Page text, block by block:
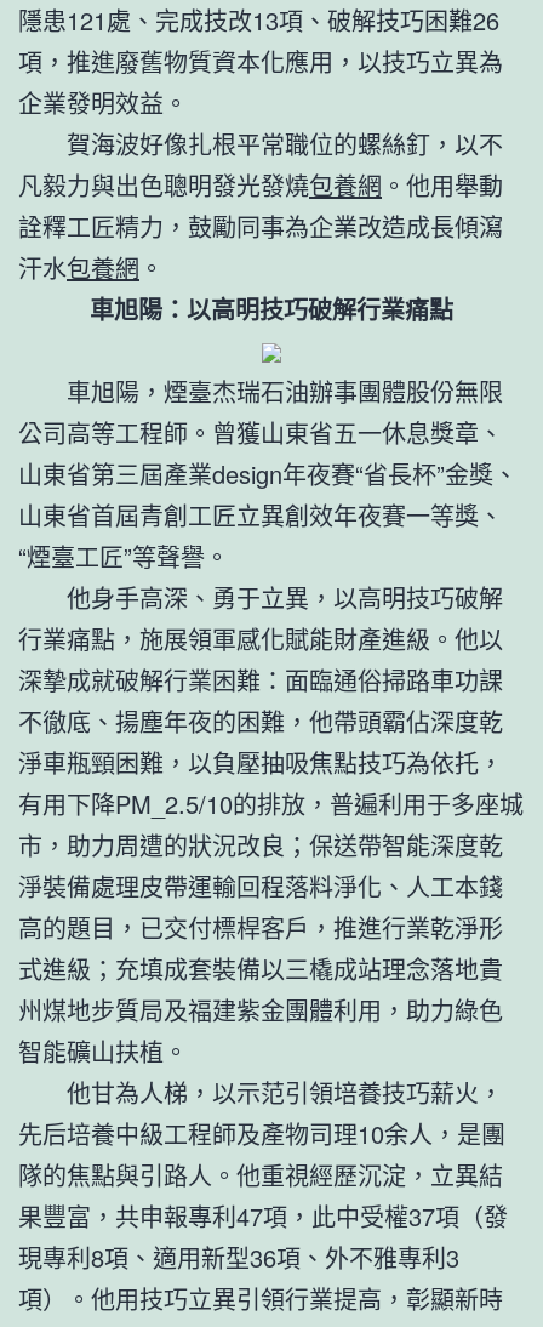
隱患121處、完成技改13項、破解技巧困難26
項，推進廢舊物質資本化應用，以技巧立異為
企業發明效益。
賀海波好像扎根平常職位的螺絲釘，以不
凡毅力與出色聰明發光發燒包養網 。他用舉動
詮釋工匠精力，鼓勵同事為企業改造成長傾瀉
汗水包養網 。
車旭陽：以高明技巧破解行業痛點
車旭陽，煙臺杰瑞石油辦事團體股份無限
公司高等工程師。曾獲山東省五一休息獎章、
山東省第三屆產業design年夜賽“省長杯”金獎、
山東省首屆青創工匠立異創效年夜賽一等獎、
“煙臺工匠”等聲譽。
他身手高深、勇于立異，以高明技巧破解
行業痛點，施展領軍感化賦能財產進級。他以
深摯成就破解行業困難：面臨通俗掃路車功課
不徹底、揚塵年夜的困難，他帶頭霸佔深度乾
淨車瓶頸困難，以負壓抽吸焦點技巧為依托，
有用下降PM_2.5/10的排放，普遍利用于多座城
市，助力周遭的狀況改良；保送帶智能深度乾
淨裝備處理皮帶運輸回程落料淨化、人工本錢
高的題目，已交付標桿客戶，推進行業乾淨形
式進級；充填成套裝備以三橇成站理念落地貴
州煤地步質局及福建紫金團體利用，助力綠色
智能礦山扶植。
他甘為人梯，以示范引領培養技巧薪火，
先后培養中級工程師及產物司理10余人，是團
隊的焦點與引路人。他重視經歷沉淀，立異結
果豐富，共申報專利47項，此中受權37項（發
現專利8項、適用新型36項、外不雅專利3
項）。他用技巧立異引領行業提高，彰顯新時